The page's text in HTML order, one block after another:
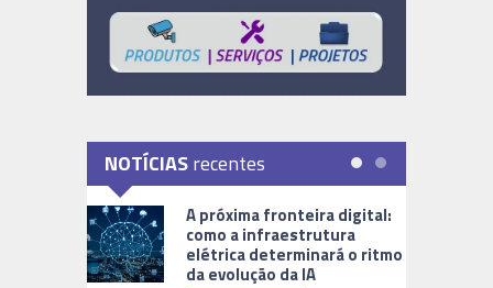
NOTÍCIASrecentes
A próxima fronteira digital:
como a infraestrutura
elétrica determinará o ritmo
da evolução da IA